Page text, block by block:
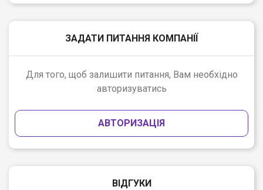
ЗАДАТИ ПИТАННЯ КОМПАНІЇ
Для того, щоб залишити питання, Вам необхідно
авторизуватись
АВТОРИЗАЦІЯ
ВІДГУКИ